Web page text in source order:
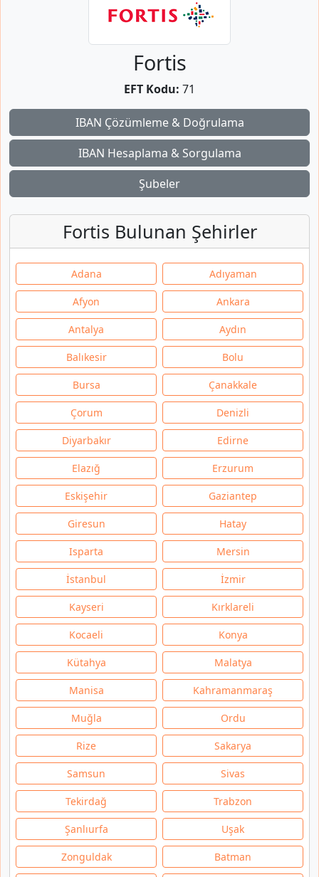
Fortis
EFT Kodu: 71
IBAN Çözümleme & Doğrulama
IBAN Hesaplama & Sorgulama
Şubeler
Fortis Bulunan Şehirler
Adana Adıyaman
Afyon Ankara
Antalya Aydın
Balıkesir Bolu
Bursa Çanakkale
Çorum Denizli
Diyarbakır Edirne
Elazığ Erzurum
Eskişehir Gaziantep
Giresun Hatay
Isparta Mersin
İstanbul İzmir
Kayseri Kırklareli
Kocaeli Konya
Kütahya Malatya
Manisa Kahramanmaraş
Muğla Ordu
Rize Sakarya
Samsun Sivas
Tekirdağ Trabzon
Şanlıurfa Uşak
Zonguldak Batman